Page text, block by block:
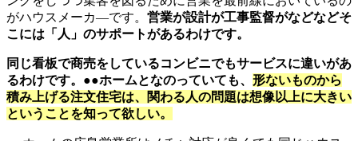
がハウスメーカ―です。 営業が設計が工事監督がなどなどそ
こには「人」のサポートがあるわけです。
同じ看板で商売をしているコンビニでもサービスに違いがあ
るわけです。●●ホームとなのっていても、 形ないものから
積み上げる注文住宅は、関わる人の問題は想像以上に大きい
ということを知って欲しい。